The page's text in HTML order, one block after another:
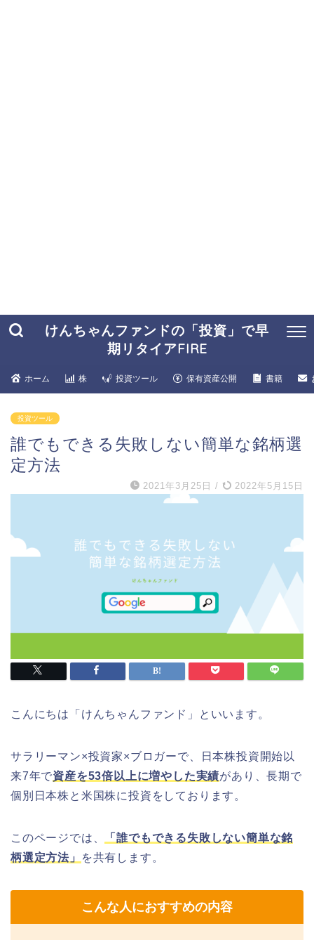
けんちゃんファンドの「投資」で早
期リタイアFIRE
ホーム 株 投資ツール 保有資産公開 書籍
投資ツール
誰でもできる失敗しない簡単な銘柄選
定方法
2021年3月25日 / 2022年5月15日
こんにちは「けんちゃんファンド」といいます。
サラリーマン×投資家×ブロガーで、日本株投資開始以
来7年で資産を53倍以上に増やした実績があり、長期で
個別日本株と米国株に投資をしております。
このページでは、
「誰でもできる失敗しない簡単な銘
柄選定方法」
を共有します。
こんな人におすすめの内容